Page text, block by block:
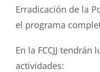
Erradicación de la
el programa
En la FCCJJ
actividades: